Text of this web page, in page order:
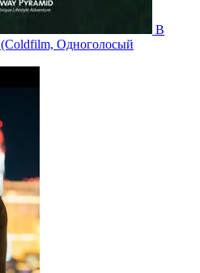
В
(Coldfilm, Одноголосый